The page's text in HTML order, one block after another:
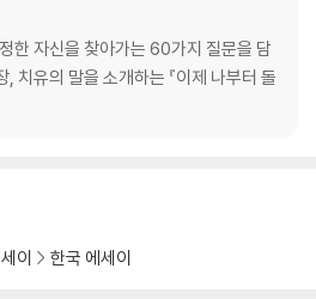
한 자신을 찾아가는 60가지 질문을 담
, 치유의 말을 소개하는 『이제 나부터 돌
이 한국 에세이